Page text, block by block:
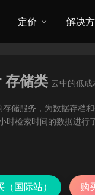
定价 解决
储类 云中的低
储服务，为数据存档
时检索时间的数据进行
国际站） 购